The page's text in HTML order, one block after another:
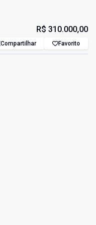
R$ 310.000,00
Compartilhar Favorito